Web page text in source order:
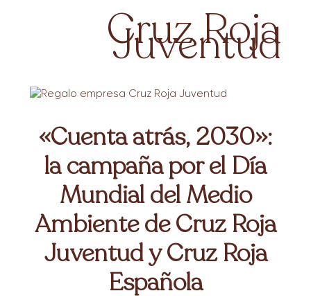
Cruz Roja
Juventud
«Cuenta atrás, 2030»:
la campaña por el Día
Mundial del Medio
Ambiente de Cruz Roja
Juventud y Cruz Roja
Española